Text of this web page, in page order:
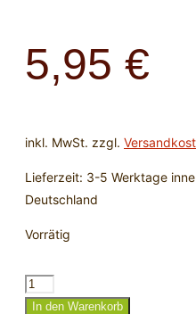
5,95 €
inkl. MwSt. zzgl.
Lieferzeit: 3-5 Werktage
Deutschland
Vorrätig
Moosachat
Donut
In den Warenkorb